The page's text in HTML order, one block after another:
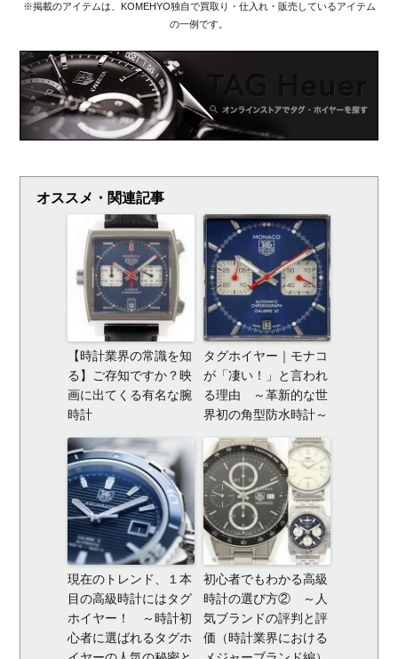
※掲載のアイテムは、KOMEHYO独自で買取り・仕入れ・販売しているアイテム
の一例です。
オススメ・関連記事
【時計業界の常識を知
る】ご存知ですか？映
画に出てくる有名な腕
時計
タグホイヤー｜モナコ
が「凄い！」と言われ
る理由 ～革新的な世
界初の角型防水時計～
現在のトレンド、１本
目の高級時計にはタグ
ホイヤー！ ～時計初
心者に選ばれるタグホ
初心者でもわかる高級
時計の選び方② ～人
気ブランドの評判と評
価（時計業界における